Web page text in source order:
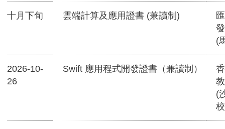
十月下旬 雲端計算及應用證書 (兼讀制)
(
2026-10-
26
Swift 應用程式開發證書（兼讀制）
(